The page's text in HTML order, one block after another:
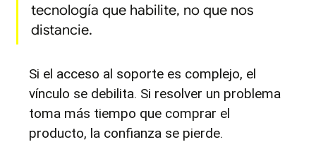
tecnología que habilite, no que nos
distancie.
Si el acceso al soporte es complejo, el
vínculo se debilita. Si resolver un problema
toma más tiempo que comprar el
producto, la confianza se pierde.